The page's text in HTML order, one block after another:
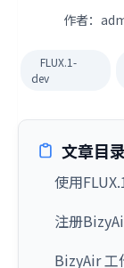
作者：
FLUX.1-
dev
文章目录
使用
注册
BizyAir 工